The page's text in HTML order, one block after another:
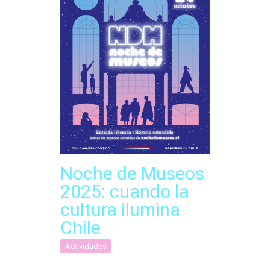
Noche de Museos
2025: cuando la
cultura ilumina
Chile
Actividades